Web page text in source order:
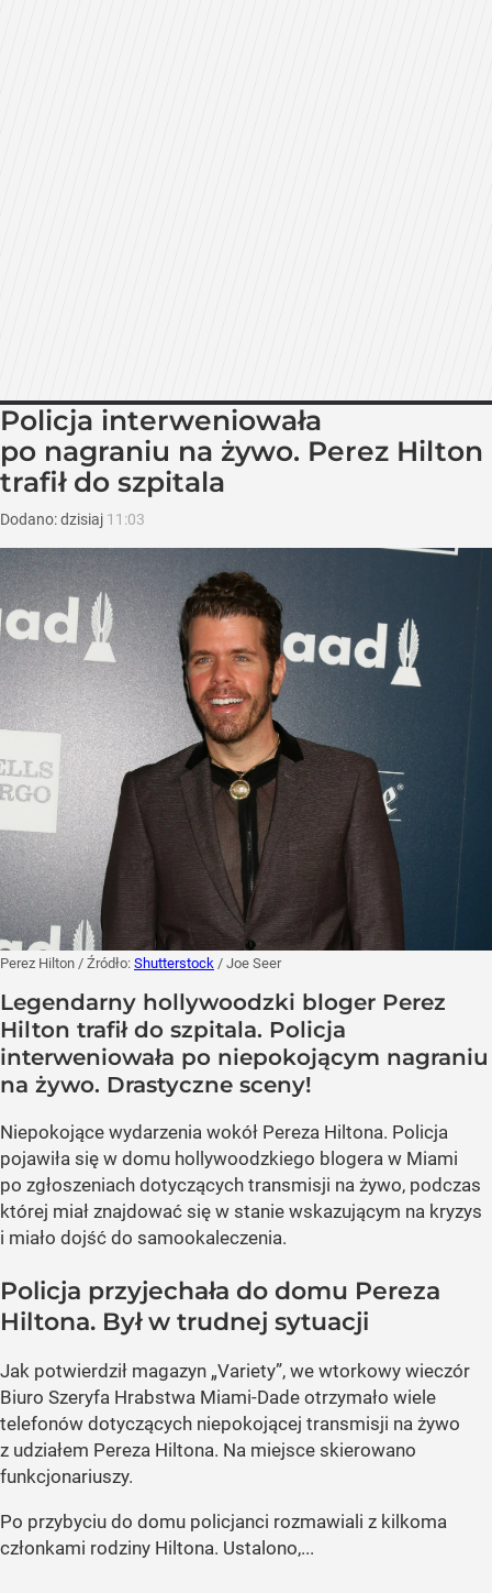
Policja interweniowała
po nagraniu na żywo. Perez Hilton
trafił do szpitala
Dodano:dzisiaj 11:03
Perez Hilton / Źródło: Shutterstock / Joe Seer
Legendarny hollywoodzki bloger Perez
Hilton trafił do szpitala. Policja
interweniowała po niepokojącym nagraniu
na żywo. Drastyczne sceny!
Niepokojące wydarzenia wokół Pereza Hiltona. Policja
pojawiła się w domu hollywoodzkiego blogera w Miami
po zgłoszeniach dotyczących transmisji na żywo, podczas
której miał znajdować się w stanie wskazującym na kryzys
i miało dojść do samookaleczenia.
Policja przyjechała do domu Pereza
Hiltona. Był w trudnej sytuacji
Jak potwierdził magazyn „Variety”, we wtorkowy wieczór
Biuro Szeryfa Hrabstwa Miami-Dade otrzymało wiele
telefonów dotyczących niepokojącej transmisji na żywo
z udziałem Pereza Hiltona. Na miejsce skierowano
funkcjonariuszy.
Po przybyciu do domu policjanci rozmawiali z kilkoma
członkami rodziny Hiltona. Ustalono,...